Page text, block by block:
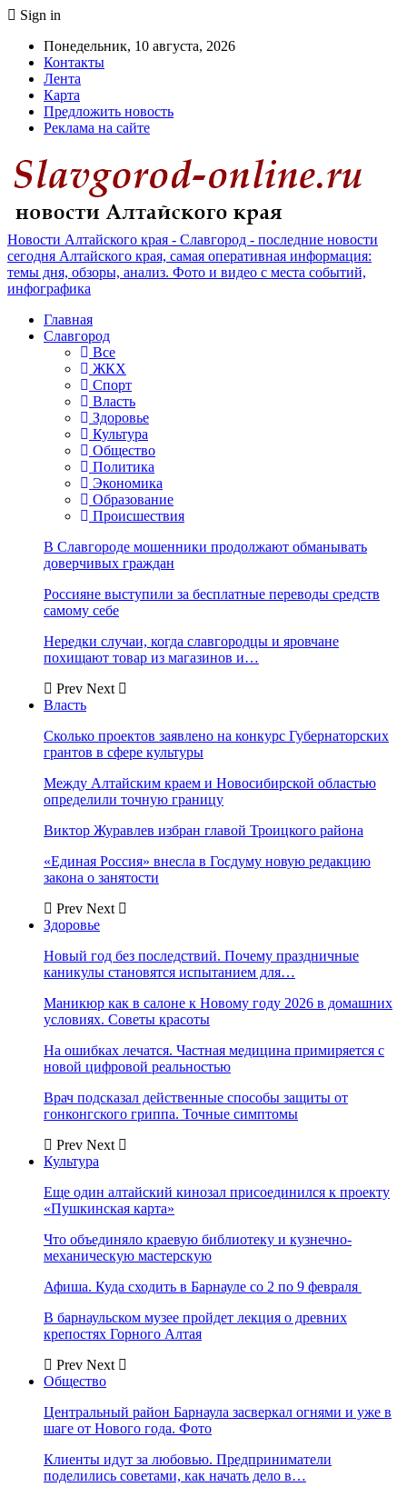
Sign in
Понедельник, 10 августа, 2026
Контакты
Лента
Карта
Предложить новость
Реклама на сайте
Новости Алтайского края - Славгород - последние новости
сегодня Алтайского края, самая оперативная информация:
темы дня, обзоры, анализ. Фото и видео с места событий,
инфографика
Главная
Славгород
Все
ЖКХ
Спорт
Власть
Здоровье
Культура
Общество
Политика
Экономика
Образование
Происшествия
В Славгороде мошенники продолжают обманывать
доверчивых граждан
Россияне выступили за бесплатные переводы средств
самому себе
Нередки случаи, когда славгородцы и яровчане
похищают товар из магазинов и…
Prev Next
Власть
Сколько проектов заявлено на конкурс Губернаторских
грантов в сфере культуры
Между Алтайским краем и Новосибирской областью
определили точную границу
Виктор Журавлев избран главой Троицкого района
«Единая Россия» внесла в Госдуму новую редакцию
закона о занятости
Prev Next
Здоровье
Новый год без последствий. Почему праздничные
каникулы становятся испытанием для…
Маникюр как в салоне к Новому году 2026 в домашних
условиях. Советы красоты
На ошибках лечатся. Частная медицина примиряется с
новой цифровой реальностью
Врач подсказал действенные способы защиты от
гонконгского гриппа. Точные симптомы
Prev Next
Культура
Еще один алтайский кинозал присоединился к проекту
«Пушкинская карта»
Что объединяло краевую библиотеку и кузнечно-
механическую мастерскую
Афиша. Куда сходить в Барнауле со 2 по 9 февраля
В барнаульском музее пройдет лекция о древних
крепостях Горного Алтая
Prev Next
Общество
Центральный район Барнаула засверкал огнями и уже в
шаге от Нового года. Фото
Клиенты идут за любовью. Предприниматели
поделились советами, как начать дело в…